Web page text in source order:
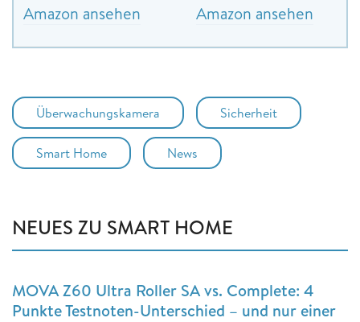
Amazon ansehen
Amazon ansehen
Überwachungskamera Sicherheit
Smart Home News
NEUES ZU SMART HOME
MOVA Z60 Ultra Roller SA vs. Complete: 4
Punkte Testnoten-Unterschied – und nur einer